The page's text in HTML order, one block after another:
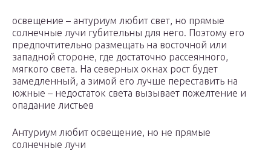
освещение – антуриум любит свет, но прямые
солнечные лучи губительны для него. Поэтому его
предпочтительно размещать на восточной или
западной стороне, где достаточно рассеянного,
мягкого света. На северных окнах рост будет
замедленный, а зимой его лучше переставить на
южные – недостаток света вызывает пожелтение и
опадание листьев
Антуриум любит освещение, но не прямые
солнечные лучи